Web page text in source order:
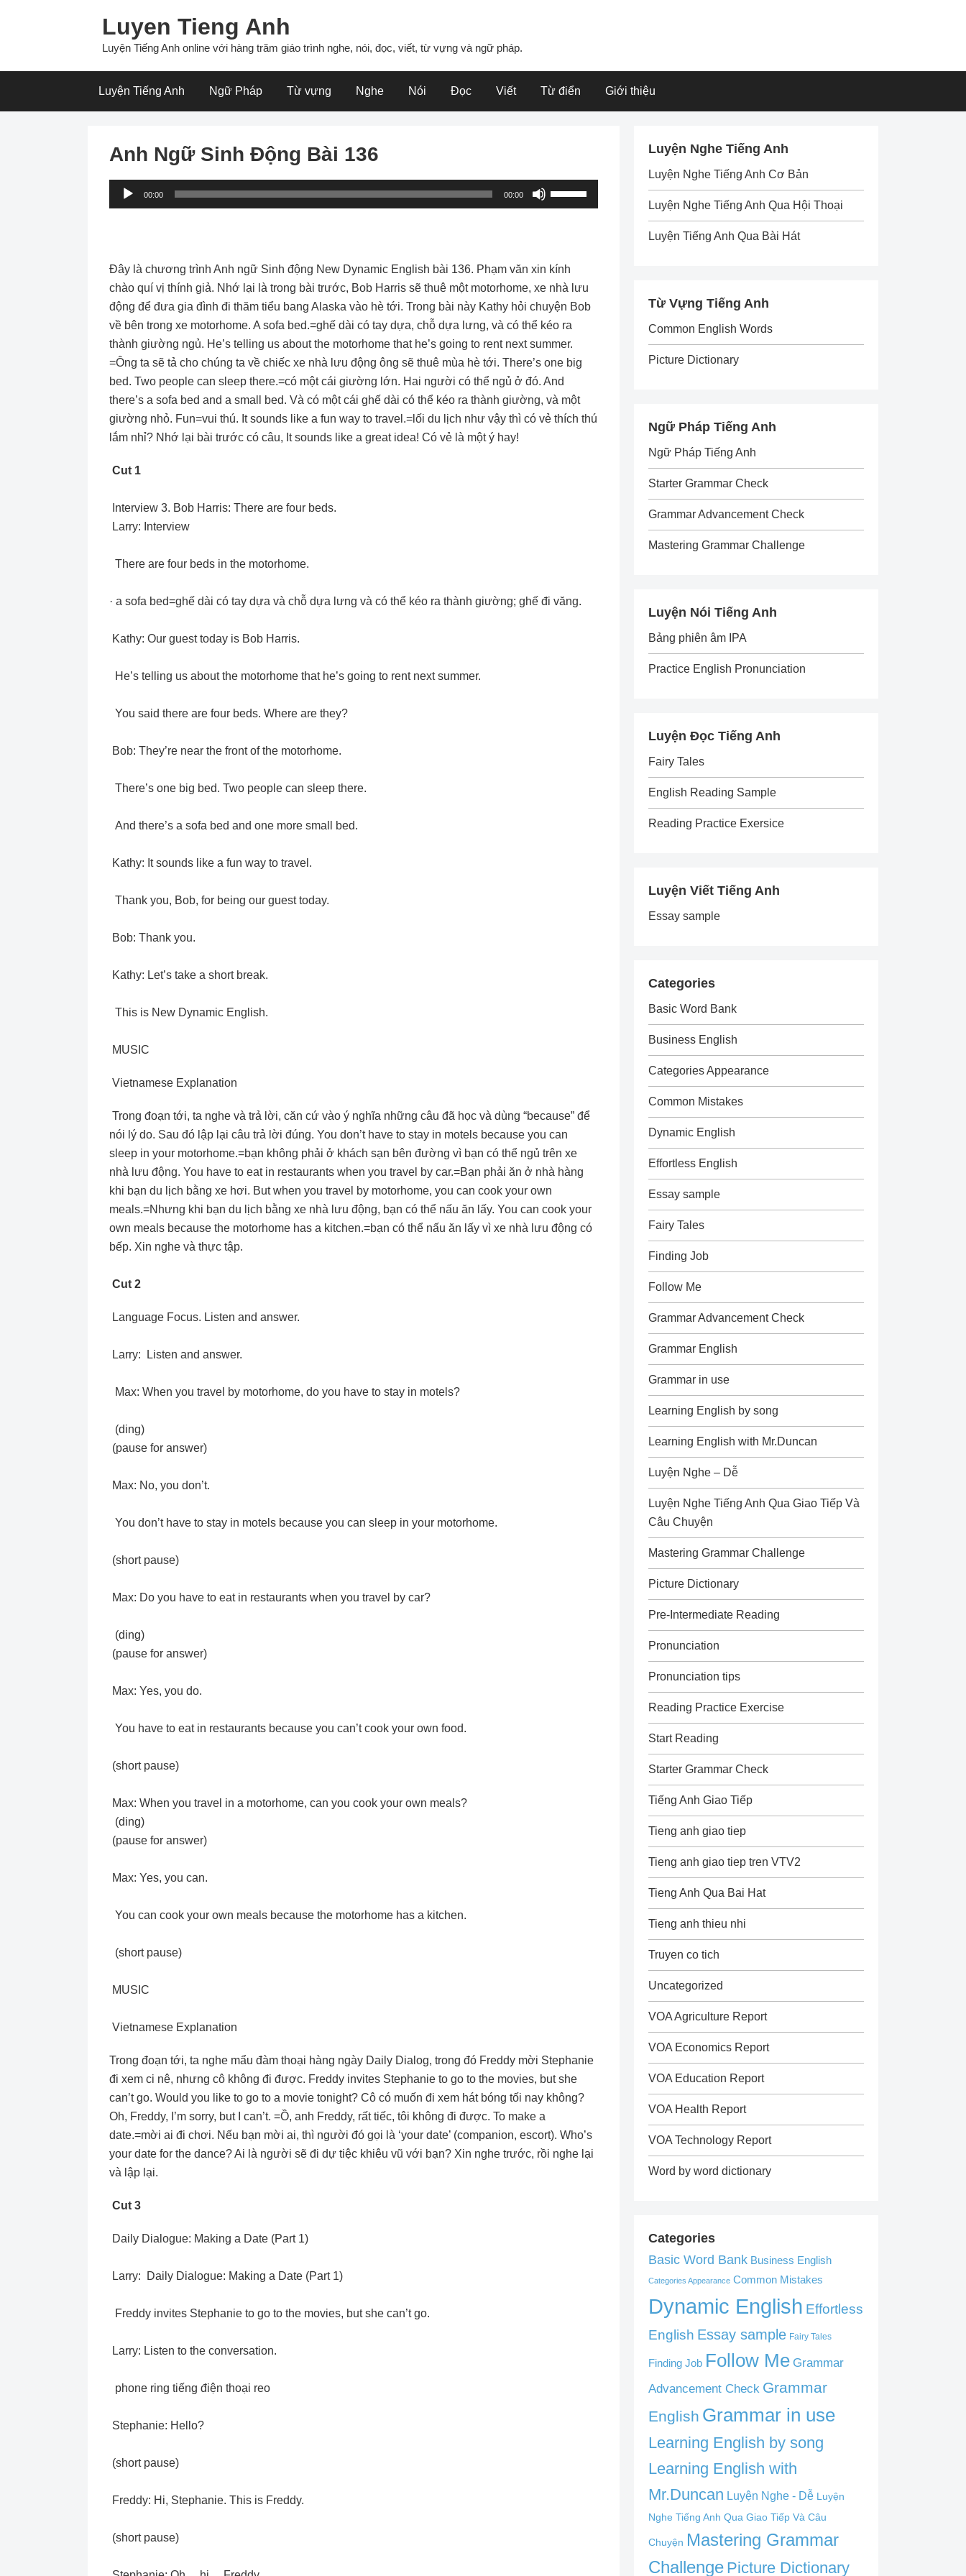
Luyen Tieng Anh
Luyện Tiếng Anh online với hàng trăm giáo trình nghe, nói, đọc, viết, từ vựng và ngữ pháp.
Luyện Tiếng Anh Ngữ Pháp Từ vựng Nghe Nói Đọc Viết Từ điển Giới thiệu
Anh Ngữ Sinh Động Bài 136
Audio
Player
00:00 00:00
Up/Down
to
increase
or
decrease
Ðây là chương trình Anh ngữ Sinh động New Dynamic English bài 136. Phạm văn xin kính
chào quí vị thính giả. Nhớ lại là trong bài trước, Bob Harris sẽ thuê một motorhome, xe nhà lưu
động để đưa gia đình đi thăm tiểu bang Alaska vào hè tới. Trong bài này Kathy hỏi chuyện Bob
về bên trong xe motorhome. A sofa bed.=ghế dài có tay dựa, chỗ dựa lưng, và có thể kéo ra
thành giường ngủ. He’s telling us about the motorhome that he’s going to rent next summer.
=Ông ta sẽ tả cho chúng ta về chiếc xe nhà lưu động ông sẽ thuê mùa hè tới. There’s one big
bed. Two people can sleep there.=có một cái giường lớn. Hai người có thể ngủ ở đó. And
there’s a sofa bed and a small bed. Và có một cái ghế dài có thể kéo ra thành giường, và một
giường nhỏ. Fun=vui thú. It sounds like a fun way to travel.=lối du lịch như vậy thì có vẻ thích thú
lắm nhỉ? Nhớ lại bài trước có câu, It sounds like a great idea! Có vẻ là một ý hay!
Cut 1
Interview 3. Bob Harris: There are four beds.
Larry: Interview
There are four beds in the motorhome.
· a sofa bed=ghế dài có tay dựa và chỗ dựa lưng và có thể kéo ra thành giường; ghế đi văng.
Kathy: Our guest today is Bob Harris.
He’s telling us about the motorhome that he’s going to rent next summer.
You said there are four beds. Where are they?
Bob: They’re near the front of the motorhome.
There’s one big bed. Two people can sleep there.
And there’s a sofa bed and one more small bed.
Kathy: It sounds like a fun way to travel.
Thank you, Bob, for being our guest today.
Bob: Thank you.
Kathy: Let’s take a short break.
This is New Dynamic English.
MUSIC
Vietnamese Explanation
Trong đoạn tới, ta nghe và trả lời, căn cứ vào ý nghĩa những câu đã học và dùng “because” để
nói lý do. Sau đó lập lại câu trả lời đúng. You don’t have to stay in motels because you can
sleep in your motorhome.=bạn không phải ở khách sạn bên đường vì bạn có thể ngủ trên xe
nhà lưu động. You have to eat in restaurants when you travel by car.=Bạn phải ăn ở nhà hàng
khi bạn du lịch bằng xe hơi. But when you travel by motorhome, you can cook your own
meals.=Nhưng khi bạn du lịch bằng xe nhà lưu động, bạn có thể nấu ăn lấy. You can cook your
own meals because the motorhome has a kitchen.=bạn có thể nấu ăn lấy vì xe nhà lưu động có
bếp. Xin nghe và thực tập.
Cut 2
Language Focus. Listen and answer.
Larry: Listen and answer.
Max: When you travel by motorhome, do you have to stay in motels?
(ding)
(pause for answer)
Max: No, you don’t.
You don’t have to stay in motels because you can sleep in your motorhome.
(short pause)
Max: Do you have to eat in restaurants when you travel by car?
(ding)
(pause for answer)
Max: Yes, you do.
You have to eat in restaurants because you can’t cook your own food.
(short pause)
Max: When you travel in a motorhome, can you cook your own meals?
(ding)
(pause for answer)
Max: Yes, you can.
You can cook your own meals because the motorhome has a kitchen.
(short pause)
MUSIC
Vietnamese Explanation
Trong đoạn tới, ta nghe mẩu đàm thoại hàng ngày Daily Dialog, trong đó Freddy mời Stephanie
đi xem ci nê, nhưng cô không đi được. Freddy invites Stephanie to go to the movies, but she
can’t go. Would you like to go to a movie tonight? Cô có muốn đi xem hát bóng tối nay không?
Oh, Freddy, I’m sorry, but I can’t. =Ồ, anh Freddy, rất tiếc, tôi không đi được. To make a
date.=mời ai đi chơi. Nếu bạn mời ai, thì người đó gọi là ‘your date’ (companion, escort). Who’s
your date for the dance? Ai là người sẽ đi dự tiệc khiêu vũ với bạn? Xin nghe trước, rồi nghe lại
và lập lại.
Cut 3
Daily Dialogue: Making a Date (Part 1)
Larry: Daily Dialogue: Making a Date (Part 1)
Freddy invites Stephanie to go to the movies, but she can’t go.
Larry: Listen to the conversation.
phone ring tiếng điện thoại reo
Stephanie: Hello?
(short pause)
Freddy: Hi, Stephanie. This is Freddy.
(short pause)
Luyện Nghe Tiếng Anh
Luyện Nghe Tiếng Anh Cơ Bản
Luyện Nghe Tiếng Anh Qua Hội Thoại
Luyện Tiếng Anh Qua Bài Hát
Từ Vựng Tiếng Anh
Common English Words
Picture Dictionary
Ngữ Pháp Tiếng Anh
Ngữ Pháp Tiếng Anh
Starter Grammar Check
Grammar Advancement Check
Mastering Grammar Challenge
Luyện Nói Tiếng Anh
Bảng phiên âm IPA
Practice English Pronunciation
Luyện Đọc Tiếng Anh
Fairy Tales
English Reading Sample
Reading Practice Exersice
Luyện Viết Tiếng Anh
Essay sample
Categories
Basic Word Bank
Business English
Categories Appearance
Common Mistakes
Dynamic English
Effortless English
Essay sample
Fairy Tales
Finding Job
Follow Me
Grammar Advancement Check
Grammar English
Grammar in use
Learning English by song
Learning English with Mr.Duncan
Luyện Nghe – Dễ
Luyện Nghe Tiếng Anh Qua Giao Tiếp Và
Câu Chuyện
Mastering Grammar Challenge
Picture Dictionary
Pre-Intermediate Reading
Pronunciation
Pronunciation tips
Reading Practice Exercise
Start Reading
Starter Grammar Check
Tiếng Anh Giao Tiếp
Tieng anh giao tiep
Tieng anh giao tiep tren VTV2
Tieng Anh Qua Bai Hat
Tieng anh thieu nhi
Truyen co tich
Uncategorized
VOA Agriculture Report
VOA Economics Report
VOA Education Report
VOA Health Report
VOA Technology Report
Word by word dictionary
Categories
Basic Word Bank Business English
Categories Appearance Common Mistakes
Dynamic English Effortless
English Essay sample Fairy Tales
Finding Job Follow Me Grammar
Advancement Check Grammar
English Grammar in use
Learning English by song
Learning English with
Mr.Duncan Luyện Nghe - Dễ Luyện
Nghe Tiếng Anh Qua Giao Tiếp Và Câu
Chuyện Mastering Grammar
Challenge Picture Dictionary